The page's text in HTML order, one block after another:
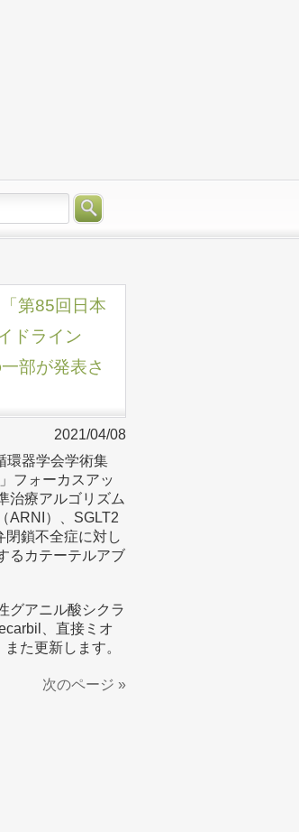
第85回日本
ドライン
部が発表さ
2021/04/08
環器学会学術集
フォーカスアッ
治療アルゴリズム
ARNI）、SGLT2
閉鎖不全症に対し
るカテーテルアブ
グアニル酸シクラ
、直接ミオ
た更新します。
次のページ »